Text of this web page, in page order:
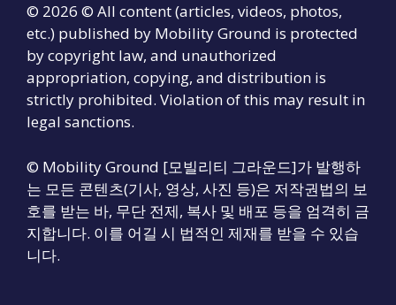
© 2026 © All content (articles, videos, photos,
etc.) published by Mobility Ground is protected
by copyright law, and unauthorized
appropriation, copying, and distribution is
strictly prohibited. Violation of this may result in
legal sanctions.
© Mobility Ground [모빌리티 그라운드]가 발행하
는 모든 콘텐츠(기사, 영상, 사진 등)은 저작권법의 보
호를 받는 바, 무단 전제, 복사 및 배포 등을 엄격히 금
지합니다. 이를 어길 시 법적인 제재를 받을 수 있습
니다.